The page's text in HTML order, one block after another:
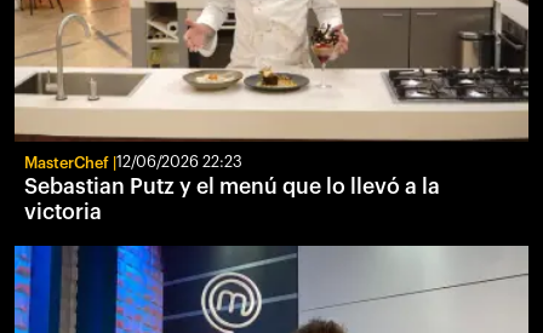
MasterChef 12/06/2026 22:23
Sebastian Putz y el menú que lo llevó a la
victoria